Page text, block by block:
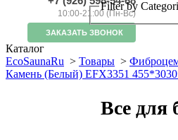
Filter by
10:00-21:00 (Пн-Вс)
ЗАКАЗАТЬ ЗВОНОК
Каталог
EcoSaunaRu > Товары >
Камень (Белый) EFX3351
Все для